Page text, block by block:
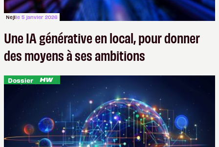
Nejile 5 janvier 2026
Une IA générative en local, pour donner
des moyens à ses ambitions
Dossier